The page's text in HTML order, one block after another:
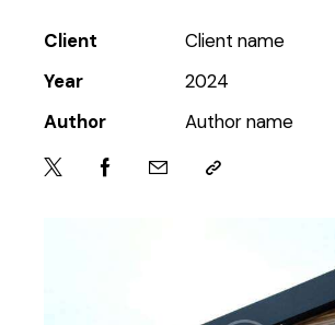
Client
Client name
Year
2024
Author
Author name